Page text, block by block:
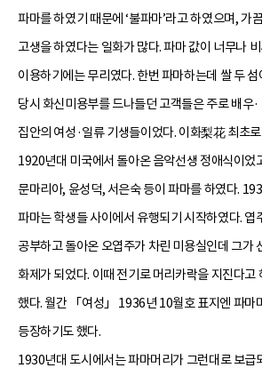
파마를 하였기 때문에 ‘불파마’라고 하였으며, 가
고생을 하였다는 일화가 많다. 파마 값이 너무나
이용하기에는 무리였다. 한번 파마하는데 쌀 두 섬
당시 화신미용부를 드나들던 고객들은 주로 배우
집안의 여성·일류 기생들이었다. 이화梨花 최초
1920년대 미국에서 돌아온 음악선생 정애식이었
문마리아, 윤성덕, 서은숙 등이 파마를 하였다.
파마는 학생들 사이에서 유행되기 시작하였다. 엽
공부하고 돌아온 오엽주가 차린 미용실인데 그가
화제가 되었다. 이때 전기로 머리카락을 지진다
했다. 월간 「여성」 1936년 10월호 표지엔 파마
등장하기도 했다.
1930년대 도시에서는 파마머리가 그런대로 보급